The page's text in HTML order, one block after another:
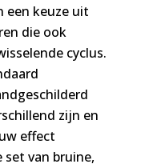
een keuze uit
die ook
cyclus.
zijn en
effect
van bruine,